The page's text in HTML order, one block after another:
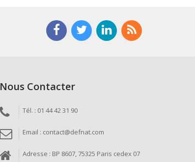
Nous Contacter
Tél. : 01 44 42 31 90
Email : contact@defnat.com
Adresse : BP 8607, 75325 Paris cedex 07